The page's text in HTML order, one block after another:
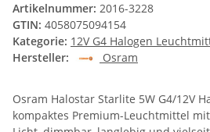
Artikelnummer: 2016-3228
GTIN: 4058075094154
Kategorie: 12V G4 Halogen
Hersteller:
Osram
Osram Halostar Starlite 5W G4/12V
kompaktes Premium-Leuchtmittel